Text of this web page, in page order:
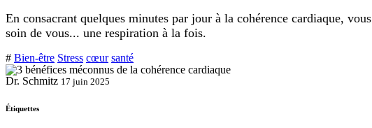
En consacrant quelques minutes par jour à la cohérence cardiaque,
soin de vous... une respiration à la fois.
# Bien-être Stress cœur santé
Dr. Schmitz 17 juin 2025
Étiquettes